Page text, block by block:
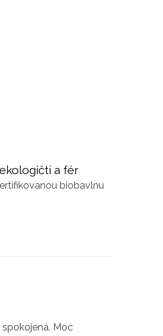
a fér
biobavlnu
Moc